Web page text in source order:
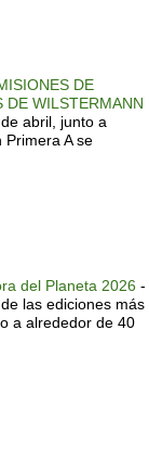
DE
DE WILSTERMANN
abril, junto a
Primera A se
del Planeta 2026 -
las ediciones más
a alrededor de 40